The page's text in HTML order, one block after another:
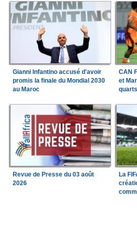
Gianni Infantino accusé d'avoir
promis la finale du Mondial 2030
au Maroc
CAN
et
quarts
Revue de Presse du 03 août
2026
La